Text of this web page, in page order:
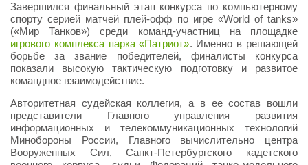
Завершился финальный этап конкурса по компьютерному
спорту серией матчей плей-офф по игре «World of tanks»
(«Мир Танков») среди команд-участниц на площадке
игрового комплекса парка «Патриот». Именно в решающей
борьбе за звание победителей, финалисты конкурса
показали высокую тактическую подготовку и развитое
командное взаимодействие.
Авторитетная судейская коллегия, а в ее состав вошли
представители Главного управления развития
информационных и телекоммуникационных технологий
Минобороны России, Главного вычислительно центра
Вооруженных Сил, Санкт-Петербургского кадетского